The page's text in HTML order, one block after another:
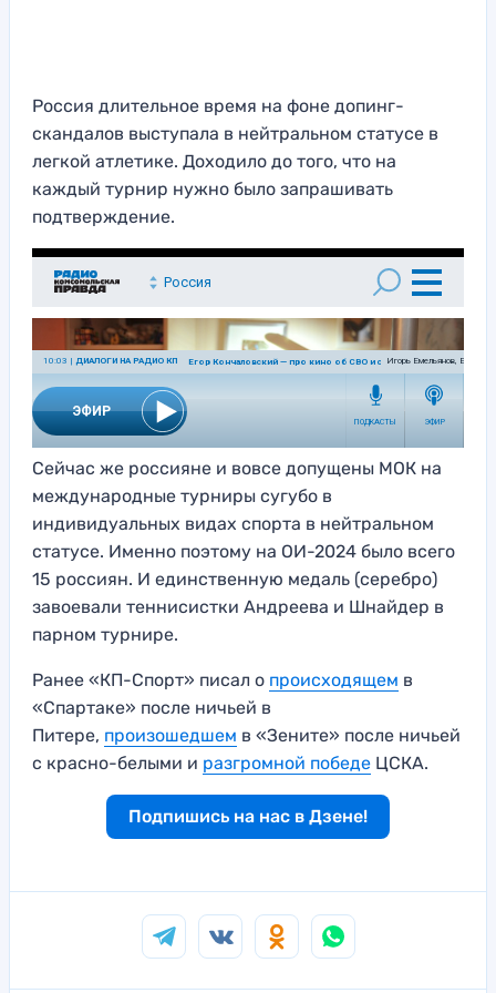
Россия длительное время на фоне допинг-
скандалов выступала в нейтральном статусе в
легкой атлетике. Доходило до того, что на
каждый турнир нужно было запрашивать
подтверждение.
Сейчас же россияне и вовсе допущены МОК на
международные турниры сугубо в
индивидуальных видах спорта в нейтральном
статусе. Именно поэтому на ОИ-2024 было всего
15 россиян. И единственную медаль (серебро)
завоевали теннисистки Андреева и Шнайдер в
парном турнире.
Ранее «КП-Спорт» писал о происходящем в
«Спартаке» после ничьей в
Питере, произошедшем в «Зените» после ничьей
с красно-белыми и разгромной победе ЦСКА.
Подпишись на нас в Дзене!